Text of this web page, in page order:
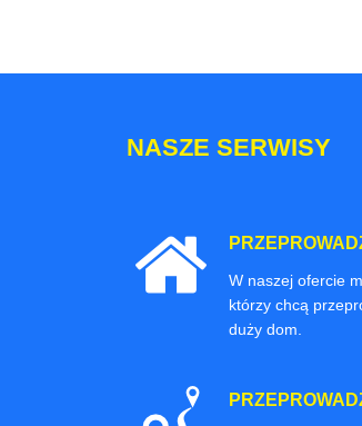
NASZE SERWISY
W naszej ofercie
którzy chcą
duży dom.